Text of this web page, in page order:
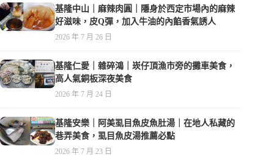
基隆中山｜麻辣肉圓｜隱身於西定市場內的麻辣
好滋味，皮Q彈，加入牛油的內餡香氣誘人
2026 年 7 月 26 日
基隆仁愛｜雜碎鴻｜崁仔頂漁市旁的攤車美食，
高人氣銅板深夜美食
2026 年 7 月 24 日
基隆安樂｜阿美虱目魚皮魚肚湯｜在地人私藏的
巷弄美食，虱目魚皮湯推薦必點
2026 年 7 月 23 日